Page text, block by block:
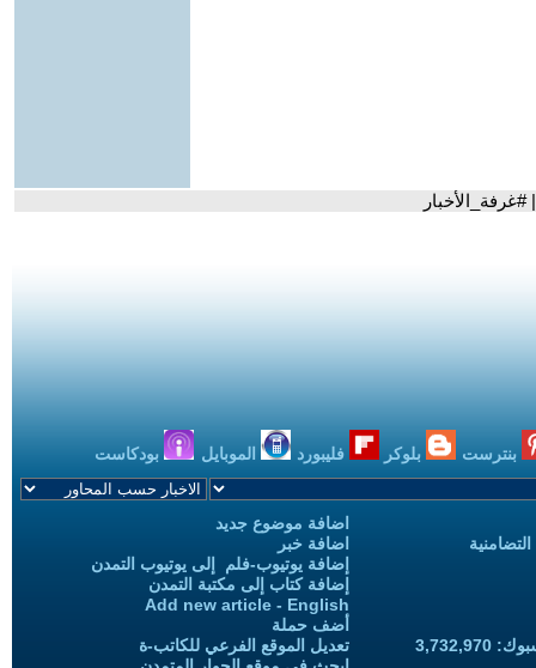
بنترست بلوكر فليبورد الموبايل بودكاست
اضافة موضوع جديد
اضافة خبر
إضافة يوتيوب-فلم إلى يوتيوب التمدن
إضافة كتاب إلى مكتبة التمدن
Add new article - English
أضف حملة
تعديل الموقع الفرعي للكاتب-ة